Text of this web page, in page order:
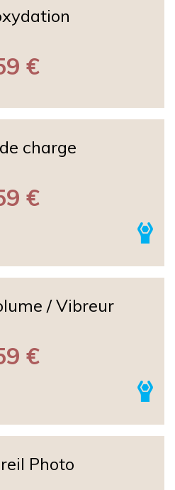
€
charge
€
/ Vibreur
€
Photo